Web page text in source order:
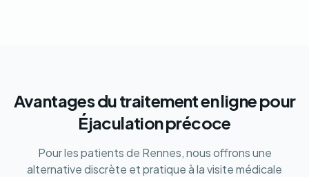
Avantages du traitement en ligne pour
Éjaculation précoce
Pour les patients de Rennes, nous offrons une
alternative discrète et pratique à la visite médicale